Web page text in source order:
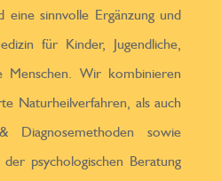
eine sinnvolle Ergänzung und
für Kinder, Jugendliche,
Menschen. Wir kombinieren
Naturheilverfahren, als auch
Diagnosemethoden sowie
psychologischen Beratung